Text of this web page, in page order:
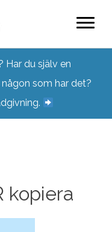
Har du själv en
som har det?
kopiera